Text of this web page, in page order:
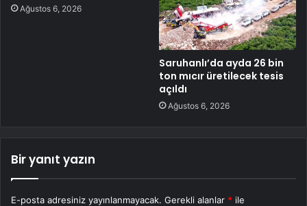
Ağustos 6, 2026
Saruhanlı’da ayda 26 bin
ton mıcır üretilecek tesis
açıldı
Ağustos 6, 2026
Bir yanıt yazın
E-posta adresiniz yayınlanmayacak. Gerekli alanlar * ile